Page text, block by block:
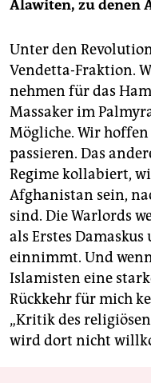
Alawiten, zu denen
Unter den
Vendetta-Fraktion.
nehmen für das
Massaker im
Mögliche. Wir hoffen
passieren. Das
Regime kollabiert,
Afghanistan sein,
sind. Die Warlords
als Erstes
einnimmt. Und
Islamisten eine
Rückkehr für mich
„Kritik des
wird dort nicht